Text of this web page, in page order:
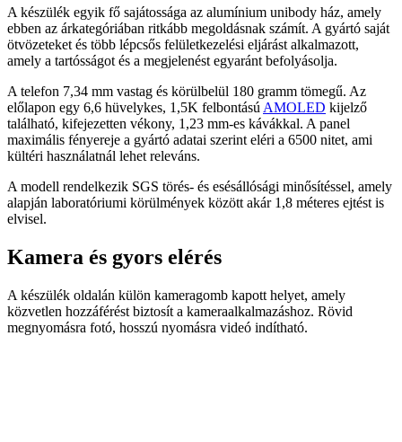
A készülék egyik fő sajátossága az alumínium unibody ház, amely
ebben az árkategóriában ritkább megoldásnak számít. A gyártó saját
ötvözeteket és több lépcsős felületkezelési eljárást alkalmazott,
amely a tartósságot és a megjelenést egyaránt befolyásolja.
A telefon 7,34 mm vastag és körülbelül 180 gramm tömegű. Az
előlapon egy 6,6 hüvelykes, 1,5K felbontású AMOLED kijelző
található, kifejezetten vékony, 1,23 mm-es kávákkal. A panel
maximális fényereje a gyártó adatai szerint eléri a 6500 nitet, ami
kültéri használatnál lehet releváns.
A modell rendelkezik SGS törés- és esésállósági minősítéssel, amely
alapján laboratóriumi körülmények között akár 1,8 méteres ejtést is
elvisel.
Kamera és gyors elérés
A készülék oldalán külön kameragomb kapott helyet, amely
közvetlen hozzáférést biztosít a kameraalkalmazáshoz. Rövid
megnyomásra fotó, hosszú nyomásra videó indítható.